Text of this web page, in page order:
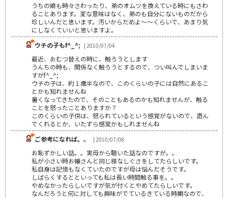
うちの娘も時々さわったり、弟のオムツを換えている時にもさわ
ることあります。変な意味はなく、弟のも自分にないものだから
珍しいんだと思います。汚いからだめよ～～くらいで、あまり気
にしなくていいと思いますよ。
ウチの子もf^_^; | 2010/07/04
最近、おむつ替えの時に、触ろうとします
うんちの時も、関係なく触ろうとするので、つい叫んでしまいま
すがf^_^;
ウチの子は、約１歳半なので、このくらいの子には自然にあるこ
とかも知れませんね
暑くなってきたので、そのこともあるのかも知れませんが、触る
ことを怒ったことありますか？
このくらいの子供は、怒られているという感覚がないので、遊ん
でくれるとか、いたずら感覚かもしれませんね
ご参考になれば。。
| 2010/07/08
お恥ずかしい話。。実母から聴いた話なのですが。。
私が小さい時お嬢さんと同じ様なしぐさをしてたらしいです。
私自身は記憶もなくていたのですが母は悩んだそうです。
しばらくするとといっても私は長い時間触る事を。。
やめなかったらしいですが気が付くとやめてたらしいです。
なんだろうと何に対しても興味がでているきている時期なので、